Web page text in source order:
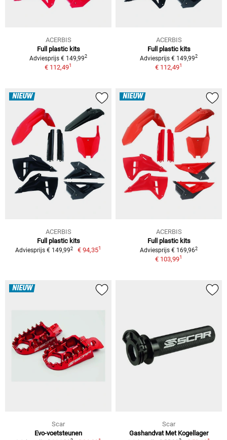
ACERBIS
Full plastic kits
Adviesprijs € 149,992
€ 112,491
ACERBIS
Full plastic kits
Adviesprijs € 149,992
€ 112,491
NIEUW
ACERBIS
Full plastic kits
Adviesprijs € 149,992 € 94,351
NIEUW
ACERBIS
Full plastic kits
Adviesprijs € 169,962
€ 103,991
NIEUW
Scar
Evo-voetsteunen
Scar
Gashandvat Met Kogellager